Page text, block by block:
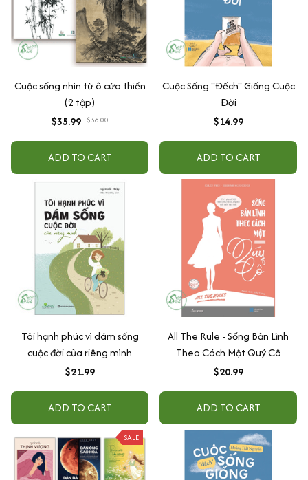
Cuộc sống nhìn từ ô cửa thiền
(2 tập)
$35.99 $38.00
ADD TO CART
Cuộc Sống "Đếch" Giống Cuộc
Đời
$14.99
ADD TO CART
Tôi hạnh phúc vì dám sống
cuộc đời của riêng mình
$21.99
ADD TO CART
All The Rule - Sống Bản Lĩnh
Theo Cách Một Quý Cô
$20.99
ADD TO CART
SALE